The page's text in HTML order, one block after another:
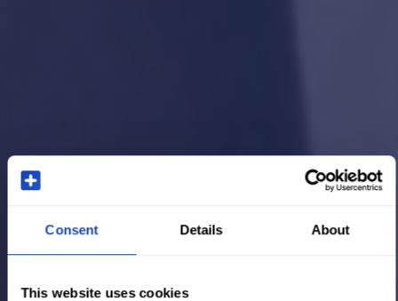
Consent Details About
This website uses cookies